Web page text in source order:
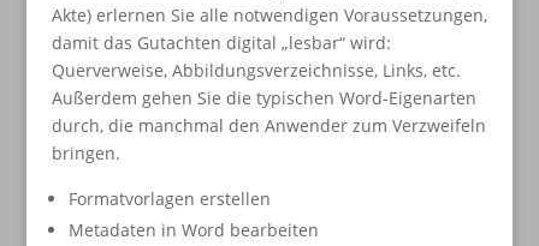
Akte) erlernen Sie alle notwendigen Voraussetzungen,
damit das Gutachten digital „lesbar“ wird:
Querverweise, Abbildungsverzeichnisse, Links, etc.
Außerdem gehen Sie die typischen Word-Eigenarten
durch, die manchmal den Anwender zum Verzweifeln
bringen.
Formatvorlagen erstellen
Metadaten in Word bearbeiten